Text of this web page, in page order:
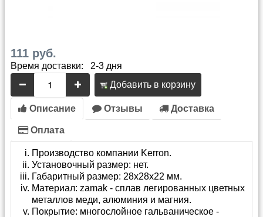
111 руб.
Время доставки: 2-3 дня
Добавить в корзину
Описание Отзывы Доставка
Оплата
Производство компании Kerron.
Установочный размер: нет.
Габаритный размер: 28х28х22 мм.
Материал: zamak - сплав легированных цветных
металлов меди, алюминия и магния.
Покрытие: многослойное гальваническое -